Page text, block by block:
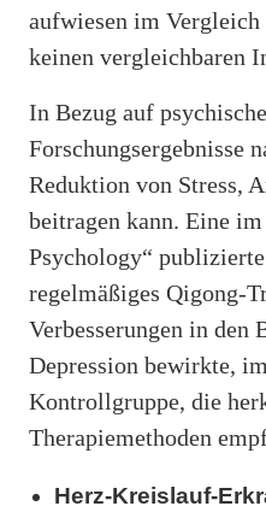
aufwiesen im
keinen vergleichbaren
In Bezug auf
Forschungsergebnisse
Reduktion von Stress,
beitragen kann. Eine
Psychology“
regelmäßiges Qigong-
Verbesserungen in den
Depression bewirkte,
Kontrollgruppe, die
Therapiemethoden
Herz-Kreislauf-